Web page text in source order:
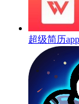
超级简历app